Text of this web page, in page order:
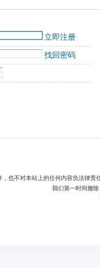
立即注册
找回密码
也不对本站上的任何内容负法律
我们第一时间撤